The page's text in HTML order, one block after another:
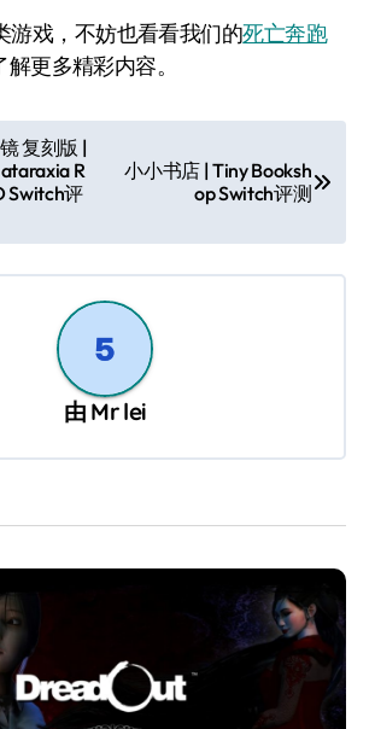
游戏，不妨也看看我们的死亡奔跑
解更多精彩内容。
复刻版 |
R
Switch评
小小书店 | Tiny Booksh
op Switch评测
由 Mr lei